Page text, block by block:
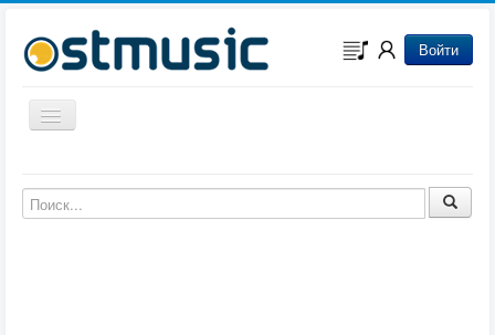
Войти
Включить/выключить навигацию
Музыка из мультфильмов
Музыка из сериалов